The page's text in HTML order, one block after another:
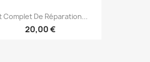
Complet De Réparation...
20,00 €